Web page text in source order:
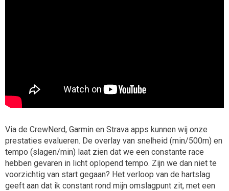
Via de CrewNerd, Garmin en Strava apps kunnen wij onze
prestaties evalueren. De overlay van snelheid (min/500m) en
tempo (slagen/min) laat zien dat we een constante race
hebben gevaren in licht oplopend tempo. Zijn we dan niet te
voorzichtig van start gegaan? Het verloop van de hartslag
geeft aan dat ik constant rond mijn omslagpunt zit, met een